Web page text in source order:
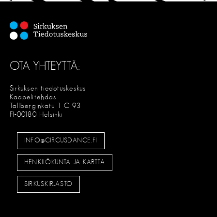
s
e
a
u
s
OTA YHTEYTTÄ:
Sirkuksen tiedotuskeskus
Kaapelitehdas
Tallberginkatu 1 C 93
FI-00180 Helsinki
INFO@CIRCUSDANCE.FI
HENKILÖKUNTA JA KARTTA
SIRKUSKIRJASTO